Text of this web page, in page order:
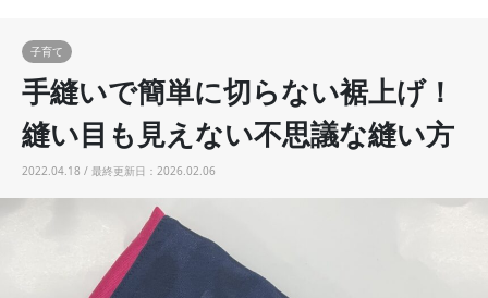
子育て
手縫いで簡単に切らない裾上げ！
縫い目も見えない不思議な縫い方
2022.04.18 / 最終更新日：2026.02.06